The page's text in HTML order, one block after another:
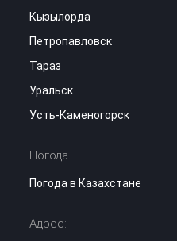
Кызылорда
Петропавловск
Тараз
Уральск
Усть-Каменогорск
Погода
Погода в Казахстане
Адрес: